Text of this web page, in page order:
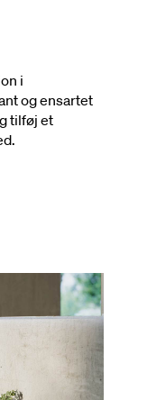
i
og ensartet
tilføj et